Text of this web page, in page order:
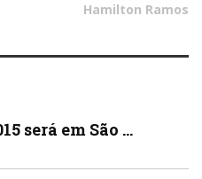
Hamilton Ramos
será em São ...